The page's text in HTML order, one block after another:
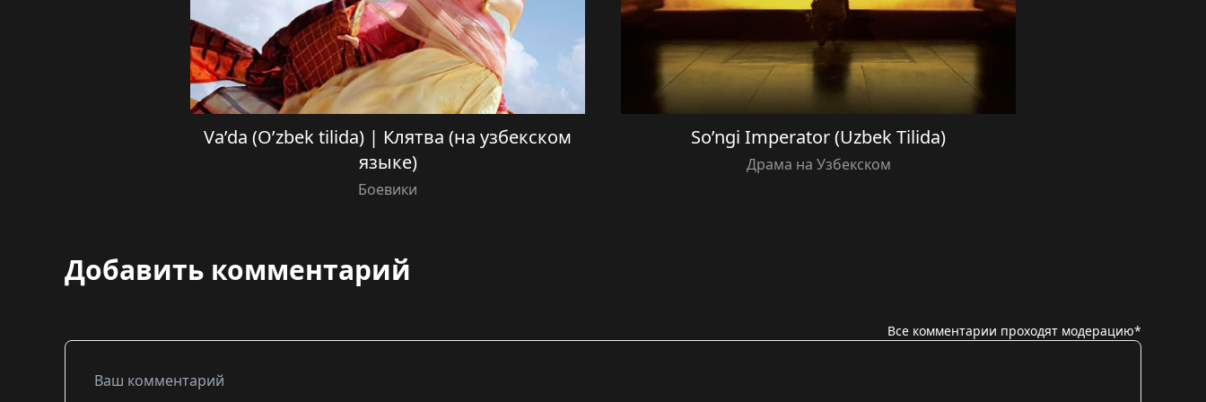
Va’da (O’zbek tilida) | Клятва (на узбекском
языке)
Боевики
So’ngi Imperator (Uzbek Tilida)
Драма на Узбекском
Добавить комментарий
Все комментарии проходят модерацию*